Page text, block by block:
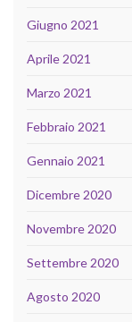
Giugno 2021
Aprile 2021
Marzo 2021
Febbraio 2021
Gennaio 2021
Dicembre 2020
Novembre 2020
Settembre 2020
Agosto 2020